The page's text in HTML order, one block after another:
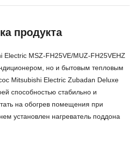
продукта
Electric MSZ-FH25VE/MUZ-FH25VEHZ
но и бытовым тепловым
Mitsubishi Electric Zubadan Deluxe
способностью стабильно и
на обогрев помещения при
установлен нагреватель поддона